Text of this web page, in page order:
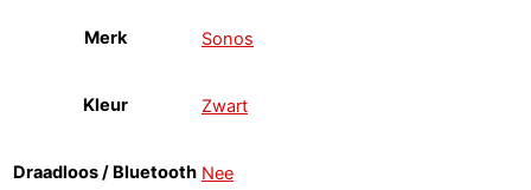
Merk Sonos
Kleur Zwart
Draadloos / Bluetooth Nee